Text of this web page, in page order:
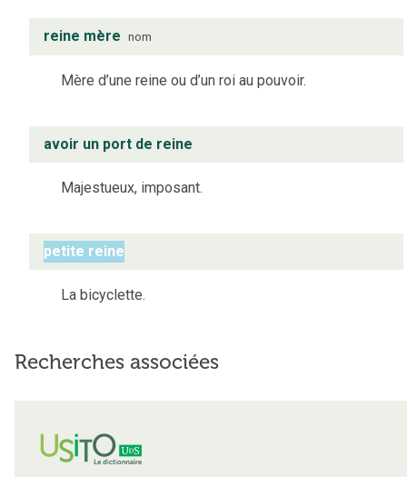
reine mère nom
Mère d’une reine ou d’un roi au pouvoir.
avoir un port de reine
Majestueux, imposant.
petite reine
La bicyclette.
Recherches associées